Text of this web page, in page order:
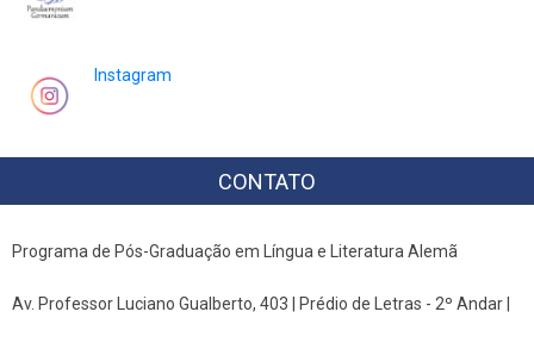
Instagram
CONTATO
Programa de Pós-Graduação em Língua e Literatura Alemã
Av. Professor Luciano Gualberto, 403 | Prédio de Letras - 2º Andar |